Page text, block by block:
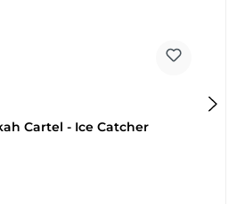
Cartel - Ice Catcher